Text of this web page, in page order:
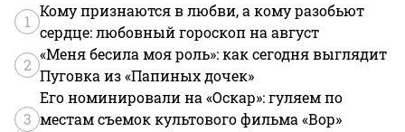
1
Кому признаются в любви, а кому разобьют
сердце: любовный гороскоп на август
2
«Меня бесила моя роль»: как сегодня выглядит
Пуговка из «Папиных дочек»
3
Его номинировали на «Оскар»: гуляем по
местам съемок культового фильма «Вор»